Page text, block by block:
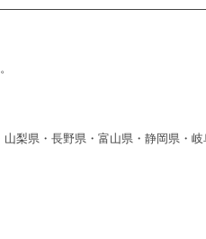
梨県・長野県・富山県・静岡県・岐